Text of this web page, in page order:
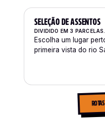
SELEÇÃO DE ASSENTOS
DIVIDIDO EM 3 PARCELAS.
Escolha um lugar
primeira vista do rio